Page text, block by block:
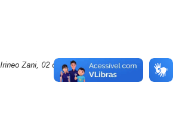
Zani, 02 de Março de 2026.